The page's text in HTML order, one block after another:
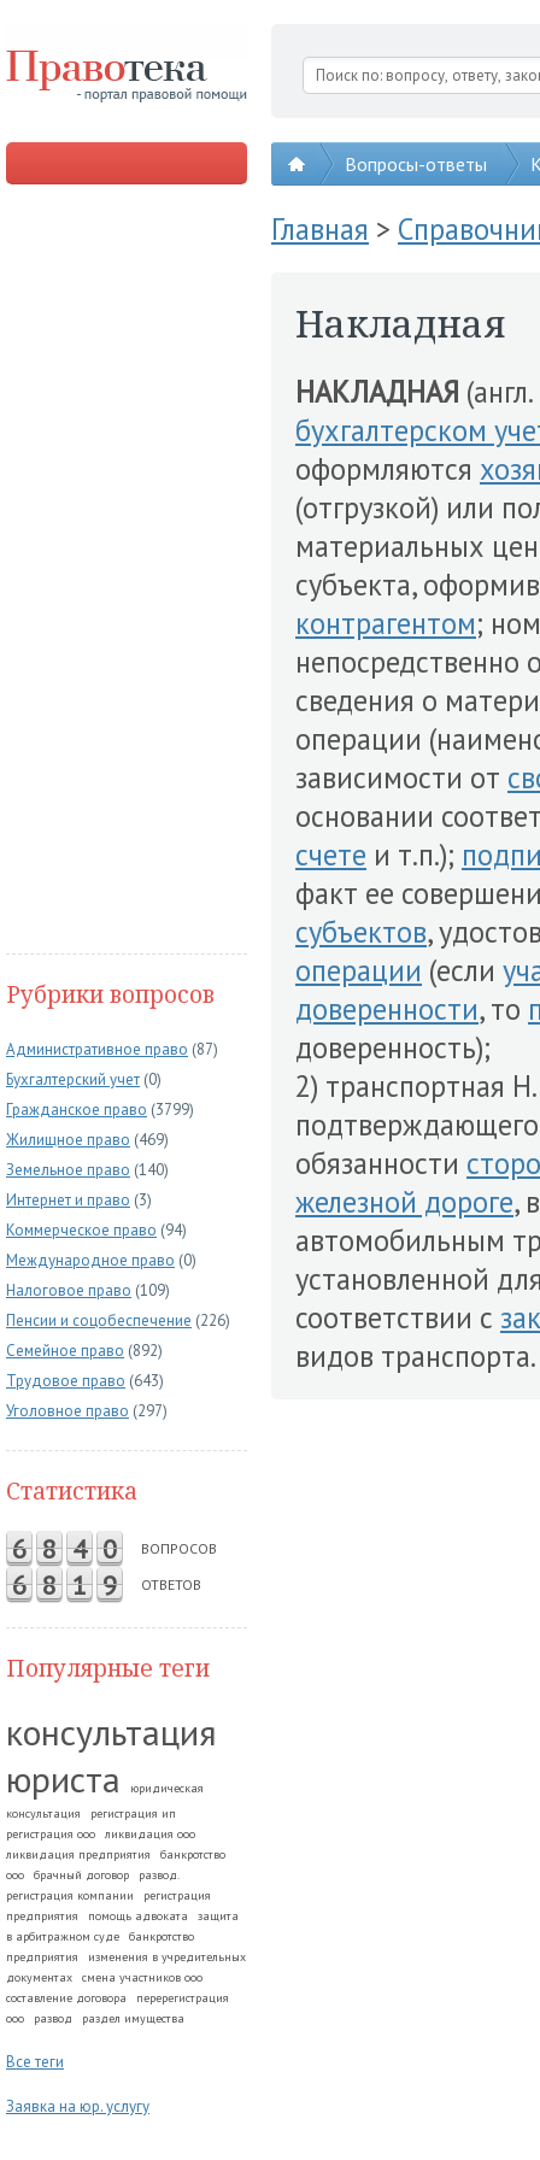
Вопросы-ответы
Рубрики вопросов
Административное право (87)
Бухгалтерский учет (0)
Гражданское право (3799)
Жилищное право (469)
Земельное право (140)
Интернет и право (3)
Коммерческое право (94)
Международное право (0)
Налоговое право (109)
Пенсии и соцобеспечение (226)
Семейное право (892)
Трудовое право (643)
Уголовное право (297)
Статистика
6 8 4 0 ВОПРОСОВ
6 8 1 9 ОТВЕТОВ
Популярные теги
консультация
юриста
юридическая
консультация
регистрация ип
регистрация ооо
ликвидация ооо
ликвидация предприятия
банкротство
ооо
брачный договор
развод.
регистрация компании
регистрация
предприятия
помощь адвоката
защита
в арбитражном суде
банкротство
предприятия
изменения в учредительных
документах
смена участников ооо
составление договора
перерегистрация
ооо
развод раздел имущества
Все теги
Заявка на юр. услугу
Главная >
Накладная
НАКЛАДНАЯ
бухгалтерском
оформляются
(отгрузкой) или
материальных
субъекта,
контрагентом;
сведения о
операции
зависимости от
основании
счете и т.п.);
факт ее
субъектов,
операции (если
доверенности, то
доверенность);
2) транспортная
обязанности
железной дороге,
автомобильным
установленной
соответствии с
видов транспорта.